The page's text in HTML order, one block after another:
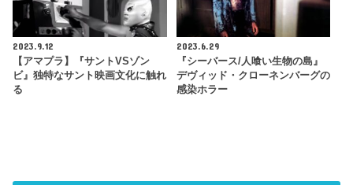
2023.9.12
【アマプラ】『サントVSゾン
ビ』独特なサント映画文化に触れ
る
2023.6.29
『シーバース/人喰い生物の島』
デヴィッド・クローネンバーグの
感染ホラー